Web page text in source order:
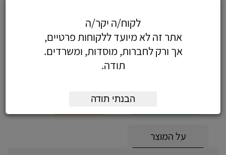
הזמן עכשיו
על המוצר
לקוח/ה יקר/ה
אתר זה לא מיועד ללקוחות פרטיים,
אך ורק לחברות, מוסדות, ומשרדים.
תודה.
הבנתי תודה